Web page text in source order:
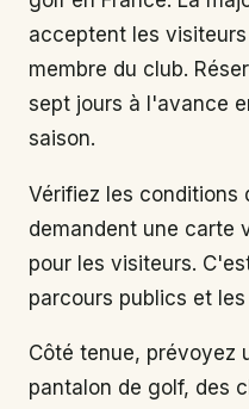
acceptent les
membre du club.
sept jours à l'avance
saison.
Vérifiez les conditions
demandent une carte
pour les visiteurs.
parcours publics et
Côté tenue, prévoyez
pantalon de golf, des